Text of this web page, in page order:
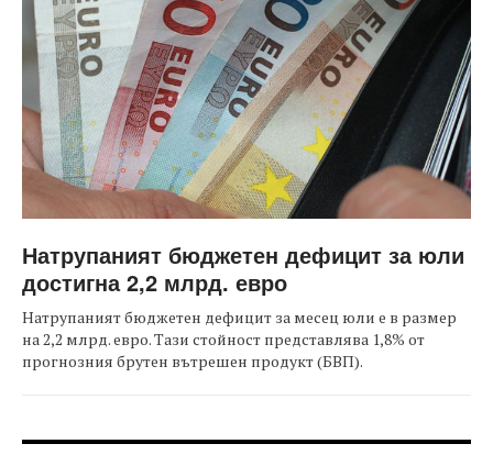
Натрупаният бюджетен дефицит за юли
достигна 2,2 млрд. евро
Натрупаният бюджетен дефицит за месец юли е в размер
на 2,2 млрд. евро. Тази стойност представлява 1,8% от
прогнозния брутен вътрешен продукт (БВП).